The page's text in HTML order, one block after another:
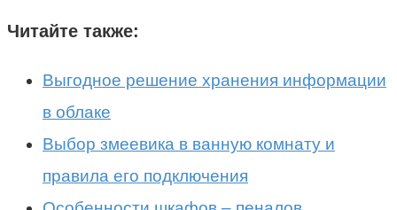
Читайте также:
Выгодное решение хранения информации
в облаке
Выбор змеевика в ванную комнату и
правила его подключения